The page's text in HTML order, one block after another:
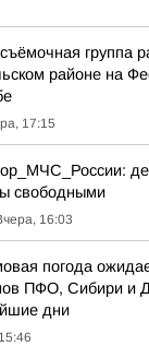
группа
районе на
17:15
свободными
16:03
погода
ПФО, Сибири и
дни